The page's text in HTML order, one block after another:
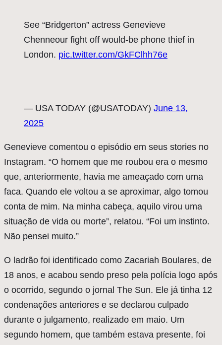
See “Bridgerton” actress Genevieve
Chenneour fight off would-be phone thief in
London. pic.twitter.com/GkFClhh76e
— USA TODAY (@USATODAY) June 13,
2025
Genevieve comentou o episódio em seus stories no
Instagram. “O homem que me roubou era o mesmo
que, anteriormente, havia me ameaçado com uma
faca. Quando ele voltou a se aproximar, algo tomou
conta de mim. Na minha cabeça, aquilo virou uma
situação de vida ou morte”, relatou. “Foi um instinto.
Não pensei muito.”
O ladrão foi identificado como Zacariah Boulares, de
18 anos, e acabou sendo preso pela polícia logo após
o ocorrido, segundo o jornal The Sun. Ele já tinha 12
condenações anteriores e se declarou culpado
durante o julgamento, realizado em maio. Um
segundo homem, que também estava presente, foi